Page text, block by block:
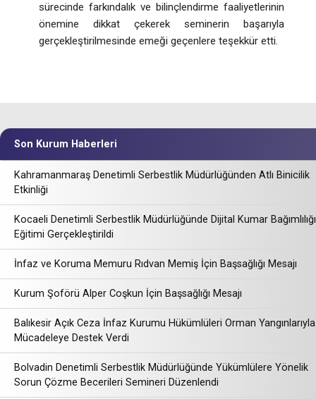
sürecinde farkındalık ve bilinçlendirme faaliyetlerinin
önemine dikkat çekerek seminerin başarıyla
gerçekleştirilmesinde emeği geçenlere teşekkür etti.
Son Kurum Haberleri
Kahramanmaraş Denetimli Serbestlik Müdürlüğünden Atlı Binicilik
Etkinliği
Kocaeli Denetimli Serbestlik Müdürlüğünde Dijital Kumar Bağımlılığı
Eğitimi Gerçekleştirildi
İnfaz ve Koruma Memuru Rıdvan Memiş İçin Başsağlığı Mesajı
Kurum Şoförü Alper Coşkun İçin Başsağlığı Mesajı
Balıkesir Açık Ceza İnfaz Kurumu Hükümlüleri Orman Yangınlarıyla
Mücadeleye Destek Verdi
Bolvadin Denetimli Serbestlik Müdürlüğünde Yükümlülere Yönelik
Sorun Çözme Becerileri Semineri Düzenlendi